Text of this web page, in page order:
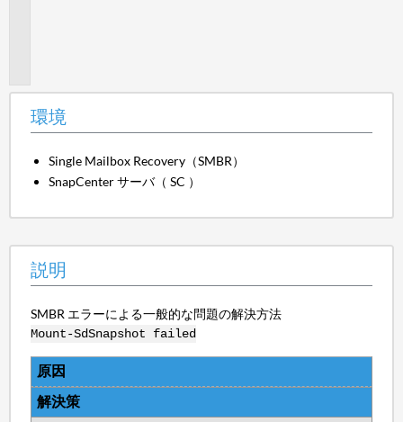
環境
Single Mailbox Recovery（SMBR）
SnapCenter サーバ（ SC ）
説明
SMBR エラーによる一般的な問題の解決方法
Mount-SdSnapshot failed
原因
解決策